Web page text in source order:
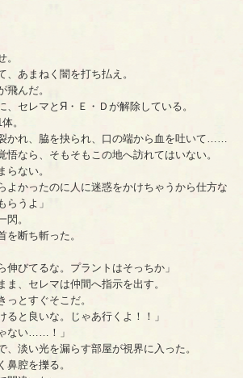
あまねく闇を打ち払え。
んだ。
セレマとЯ・Ｅ・Ｄが解除している。
。
かれ、脇を抉られ、口の端から血を吐いて……
悟なら、そもそもこの地へ訪れてはいない。
ない。
よかったのに人に迷惑をかけちゃうから仕方な
らうよ」
。
断ち斬った。
びてるな。プラントはそっちか」
、セレマは仲間へ指示を出す。
とすぐそこだ。
と良いな。じゃあ行くよ！！」
ない……！」
淡い光を漏らす部屋が視界に入った。
腔を擽る。